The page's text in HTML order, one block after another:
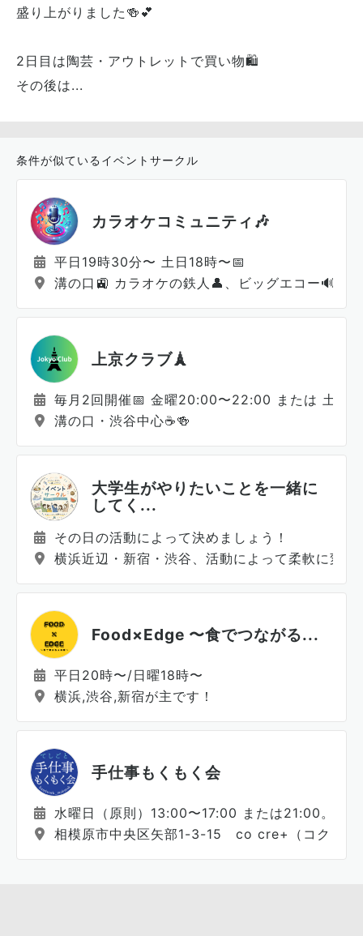
盛り上がりました🍻💕
2日目は陶芸・アウトレットで買い物🛍
その後は...
条件が似ているイベントサークル
カラオケコミュニティ🎶
平日19時30分〜 土日18時〜📅
溝の口🚉 カラオケの鉄人👤、ビッグエコー🔊
上京クラブ🗼
毎月2回開催📅 金曜20:00〜22:00 または 土曜
溝の口・渋谷中心☕️🍻
大学生がやりたいことを一緒に
してく...
その日の活動によって決めましょう！
横浜近辺・新宿・渋谷、活動によって柔軟に変え
Food×Edge 〜食でつながる...
平日20時〜/日曜18時〜
横浜,渋谷,新宿が主です！
手仕事もくもく会
水曜日（原則）13:00〜17:00 または21:00。月1
相模原市中央区矢部1-3-15 co cre+（コクリプ